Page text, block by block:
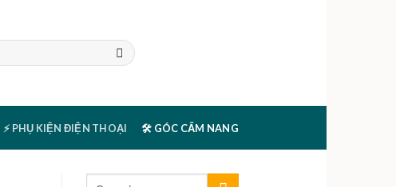
⚡ PHỤ KIỆN ĐIỆN THOẠI 🛠️ GÓC CẨM NANG